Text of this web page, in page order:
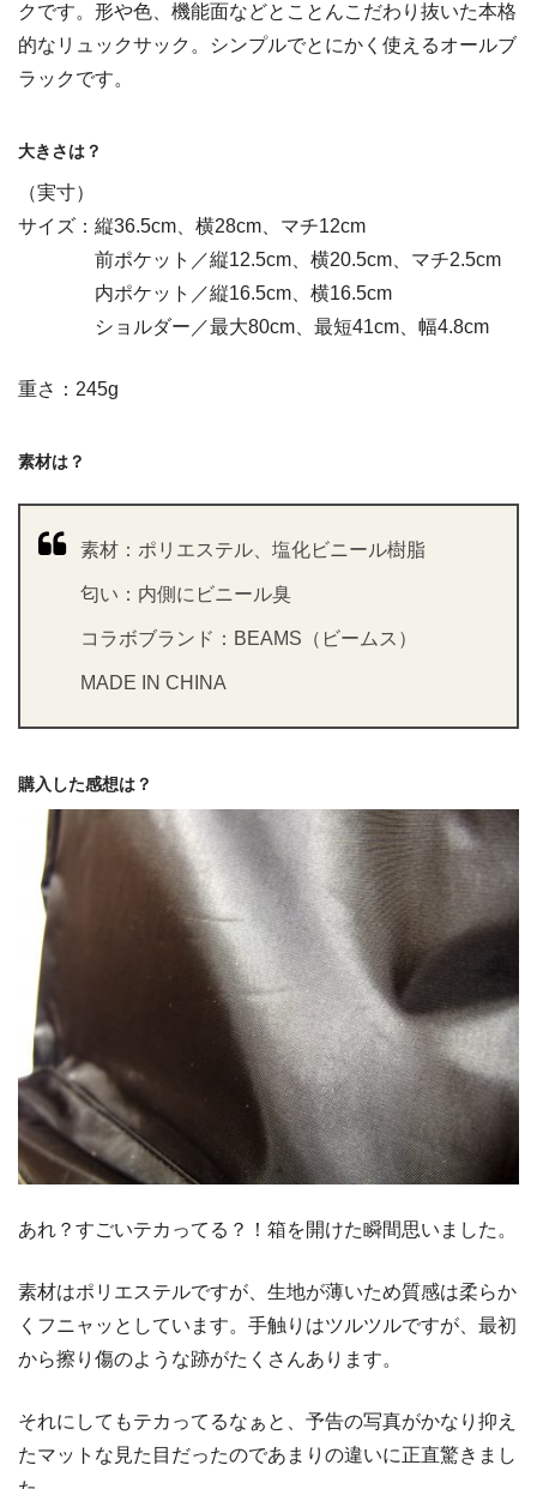
クです。形や色、機能面などとことんこだわり抜いた本格
的なリュックサック。シンプルでとにかく使えるオールブ
ラックです。
大きさは？
（実寸）
サイズ：縦36.5cm、横28cm、マチ12cm
前ポケット／縦12.5cm、横20.5cm、マチ2.5cm
内ポケット／縦16.5cm、横16.5cm
ショルダー／最大80cm、最短41cm、幅4.8cm
重さ：245g
素材は？
素材：ポリエステル、塩化ビニール樹脂
匂い：内側にビニール臭
コラボブランド：BEAMS（ビームス）
MADE IN CHINA
購入した感想は？
あれ？すごいテカってる？！箱を開けた瞬間思いました。
素材はポリエステルですが、生地が薄いため質感は柔らか
くフニャッとしています。手触りはツルツルですが、最初
から擦り傷のような跡がたくさんあります。
それにしてもテカってるなぁと、予告の写真がかなり抑え
たマットな見た目だったのであまりの違いに正直驚きまし